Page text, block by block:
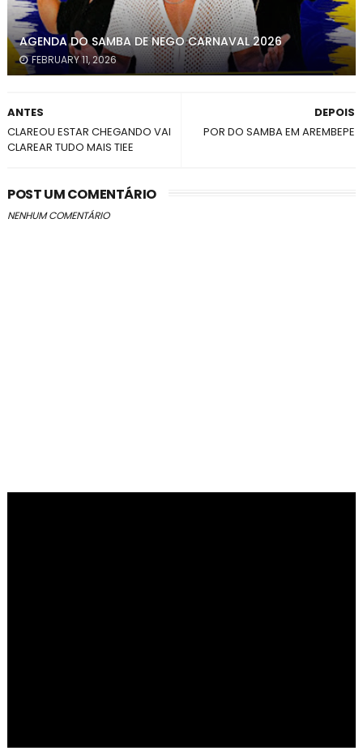
AGENDA DO SAMBA DE NEGO CARNAVAL 2026
FEBRUARY 11, 2026
DEPOIS
POR DO SAMBA EM AREMBEPE
ANTES
CLAREOU ESTAR CHEGANDO VAI
CLAREAR TUDO MAIS TIEE
POST UM COMENTÁRIO
NENHUM COMENTÁRIO